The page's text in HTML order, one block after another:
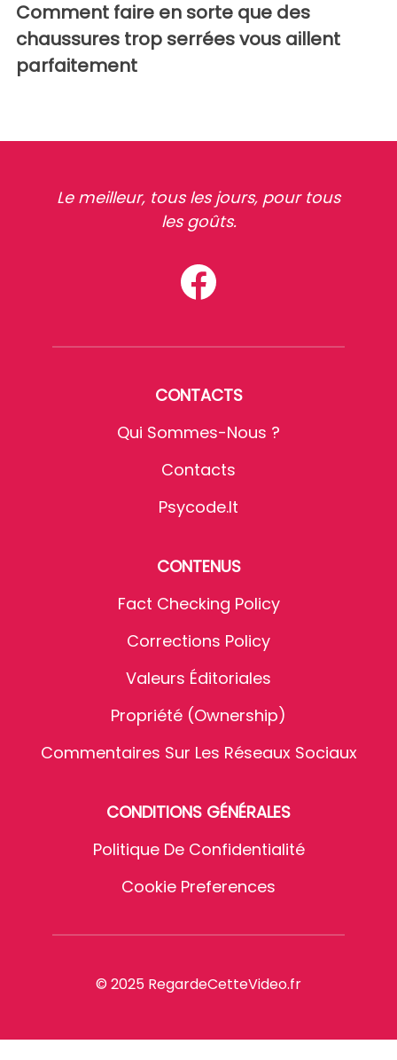
Comment faire en sorte que des
chaussures trop serrées vous aillent
parfaitement
Le meilleur, tous les jours, pour tous
les goûts.
CONTACTS
Qui Sommes-Nous ?
Contacts
Psycode.it
CONTENUS
Fact Checking Policy
Corrections Policy
Valeurs Éditoriales
Propriété (Ownership)
Commentaires Sur Les Réseaux Sociaux
CONDITIONS GÉNÉRALES
Politique De Confidentialité
Cookie Preferences
© 2025 RegardeCetteVideo.fr